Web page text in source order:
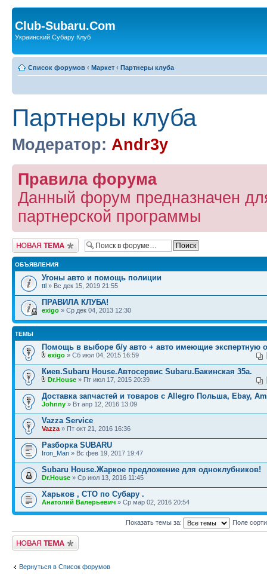
Club-Subaru.Com
Украинский Субару Клуб
Список форумов ‹ Маркет ‹ Партнеры клуба
Партнеры клуба
Модератор: Andr3y
Правила форума
Данный форум предназначен
партнерской программы
Новая тема
ОБЪЯВЛЕНИЯ
Угоны авто и помощь полиции
ttl » Вс дек 15, 2019 21:55
ПРАВИЛА КЛУБА!
exigo » Ср дек 04, 2013 12:30
ТЕМЫ
Помощь в выборе б/у авто + авто имеющие экспертную
exigo » Сб июл 04, 2015 16:59
Киев.Subaru House.Автосервис Subaru.Бакинская 35а.
Dr.House » Пт июл 17, 2015 20:39
Доставка запчастей и товаров с Allegro Польша, Ebay,
Johnny » Вт апр 12, 2016 13:09
Vazza Service
Vazza » Пт окт 21, 2016 16:36
Разборка SUBARU
Iron_Man » Вс фев 19, 2017 19:47
Subaru House.Жаркое предложение для одноклубников!
Dr.House » Ср июл 13, 2016 11:45
Харьков , СТО по Субару .
Анатолий Валерьевич » Ср мар 02, 2016 20:54
Показать темы за: Поле
Новая тема
Вернуться в Список форумов